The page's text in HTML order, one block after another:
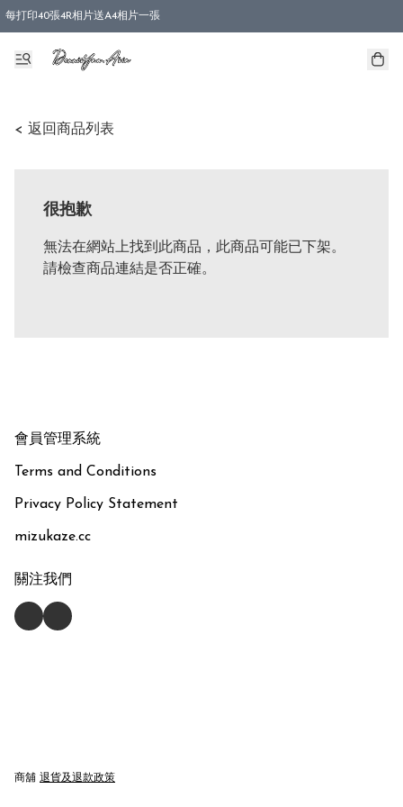
每打印40張4R相片送A4相片一張
< 返回商品列表
很抱歉
無法在網站上找到此商品，此商品可能已下架。
請檢查商品連結是否正確。
會員管理系統
Terms and Conditions
Privacy Policy Statement
mizukaze.cc
關注我們
商舖 退貨及退款政策